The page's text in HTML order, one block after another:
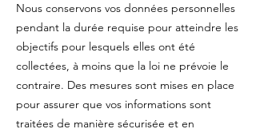
Nous conservons vos données personnelles
pendant la durée requise pour atteindre les
objectifs pour lesquels elles ont été
collectées, à moins que la loi ne prévoie le
contraire. Des mesures sont mises en place
pour assurer que vos informations sont
traitées de manière sécurisée et en